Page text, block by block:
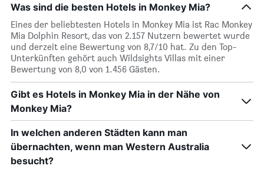
Was sind die besten Hotels in Monkey Mia?
Eines der beliebtesten Hotels in Monkey Mia ist Rac Monkey
Mia Dolphin Resort, das von 2.157 Nutzern bewertet wurde
und derzeit eine Bewertung von 8,7/10 hat. Zu den Top-
Unterkünften gehört auch Wildsights Villas mit einer
Bewertung von 8,0 von 1.456 Gästen.
Gibt es Hotels in Monkey Mia in der Nähe von
Monkey Mia?
In welchen anderen Städten kann man
übernachten, wenn man Western Australia
besucht?